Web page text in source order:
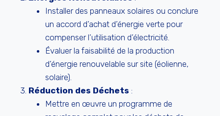
Installer des panneaux solaires ou conclure
un accord d’achat d’énergie verte pour
compenser l’utilisation d’électricité.
Évaluer la faisabilité de la production
d’énergie renouvelable sur site (éolienne,
solaire).
Réduction des Déchets :
Mettre en œuvre un programme de